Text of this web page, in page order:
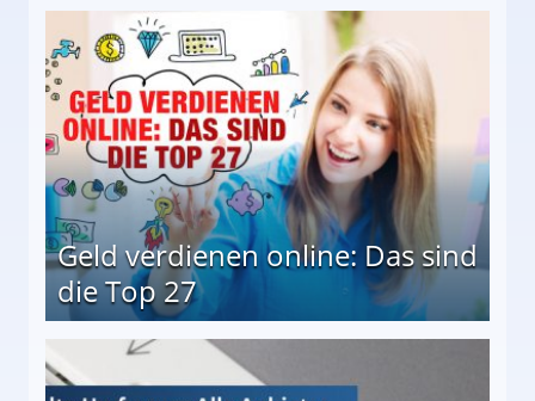
Geld verdienen online: Das sind
die Top 27